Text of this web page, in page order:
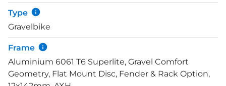
fiets nóg veelzijdiger. De carbon voorvork levert
extra rijcomfort op door de trillingen die beter
geabsorbeerd worden. En Shimano’s GRX 2x10
aandrijving zorgt voor betrouwbaar schakelen met
breed bereik. De mechanische TRP Spyre
schijfremmen remmen krachtig. Droog of nat, ze
brengen je snel en veilig tot stilstand.
Type
Gravelbike
Frame
Aluminium 6061 T6 Superlite, Gravel Comfort
Geometry, Flat Mount Disc, Fender & Rack Option,